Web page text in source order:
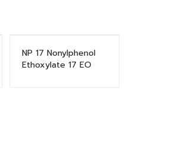
NP 17 Nonylphenol
Ethoxylate 17 EO